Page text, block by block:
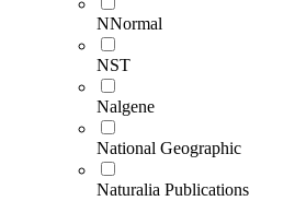
NNormal
NST
Nalgene
National Geographic
Naturalia Publications